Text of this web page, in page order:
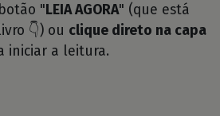
" LEIA AGORA" (que está
👇) ou clique direto na capa
iniciar a leitura.